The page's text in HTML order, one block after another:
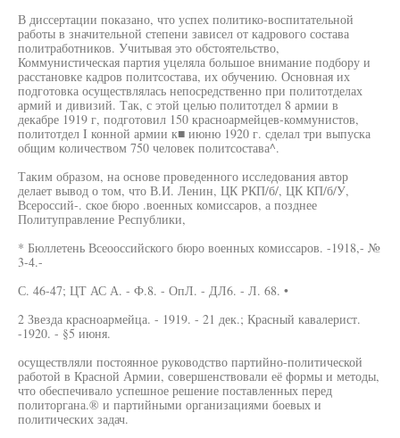
В диссертации показано, что успех политико-воспитательной
работы в значительной степени зависел от кадрового состава
политработников. Учитывая это обстоятельство,
Коммунистическая партия уцеляла большое внимание подбору и
расстановке кадров политсостава, их обучению. Основная их
подготовка осуществлялась непосредственно при политотделах
армий и дивизий. Так, с этой целью политотдел 8 армии в
декабре 1919 г, подготовил 150 красноармейцев-коммунистов,
политотдел I конной армии к■ июню 1920 г. сделал три выпуска
общим количеством 750 человек политсостава^.
Таким образом, на основе проведенного исследования автор
делает вывод о том, что В.И. Ленин, ЦК РКП/б/, ЦК КП/б/У,
Всероссий-. ское бюро .военных комиссаров, а позднее
Политуправление Республики,
* Бюллетень Всеооссийского бюро военных комиссаров. -1918,- №
3-4.-
С. 46-47; ЦТ АС А. - Ф.8. - ОпЛ. - ДЛ6. - Л. 68. •
2 Звезда красноармейца. - 1919. - 21 дек.; Красный кавалерист.
-1920. - §5 июня.
осуществляли постоянное руководство партийно-политической
работой в Красной Армии, совершенствовали её формы и методы,
что обеспечивало успешное решение поставленных перед
политоргана.® и партийными организациями боевых и
политических задач.